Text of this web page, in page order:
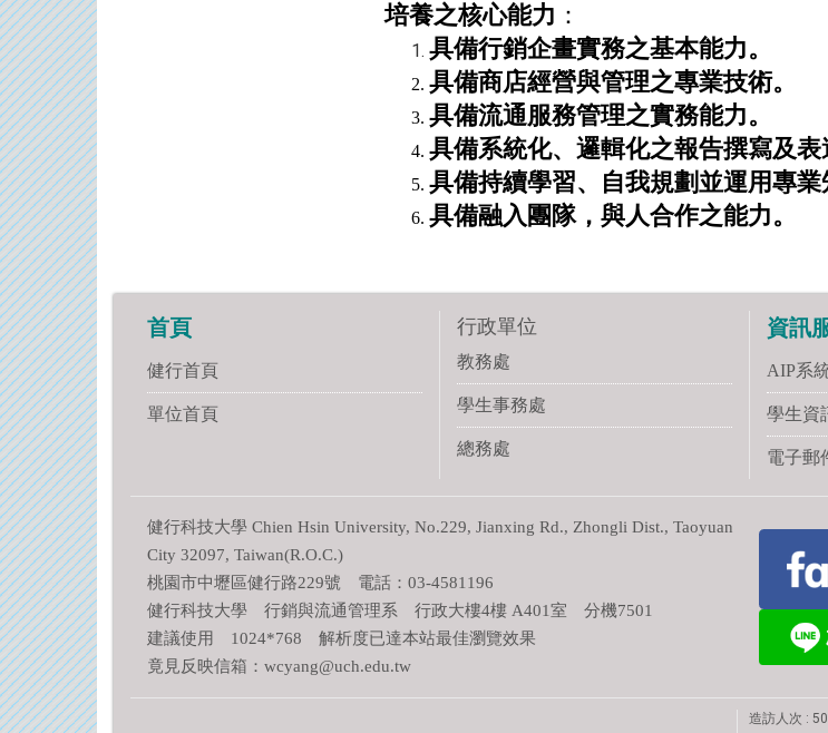
培養之核心能力 ：
具備行銷企畫實務之基本能力。
具備商店經營與管理之專業技術。
具備流通服務管理之實務能力。
具備系統化、邏輯化之報告撰寫及表
具備持續學習、自我規劃並運用專業
具備融入團隊，與人合作之能力。
首頁
健行首頁
單位首頁
行政單位
教務處
學生事務處
總務處
資訊
AIP系
學生資
電子郵
健行科技大學 Chien Hsin University, No.229, Jianxing Rd., Zhongli Dist., Taoyuan
City 32097, Taiwan(R.O.C.)
桃園市中壢區健行路229號 電話：03-4581196
健行科技大學 行銷與流通管理系 行政大樓4樓 A401室 分機7501
建議使用 1024*768 解析度已達本站最佳瀏覽效果
竟見反映信箱：wcyang@uch.edu.tw
造訪人次 :